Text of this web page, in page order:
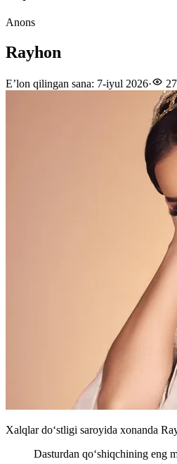
Anons
Rayhon
E’lon qilingan sana: 7-iyul 2026·
Xalqlar do‘stligi saroyida xonanda
Dasturdan qo‘shiqchining eng